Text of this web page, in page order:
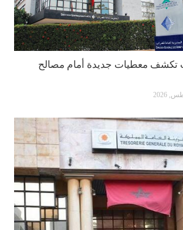
تكشف معطيات جديدة أمام مصالح